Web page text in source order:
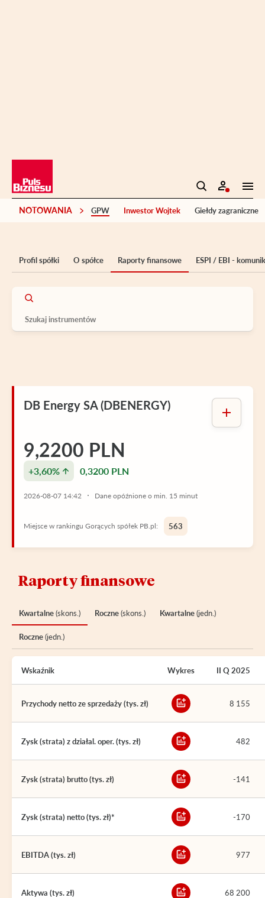
NOTOWANIA GPW Inwestor Wojtek Giełdy zagraniczne
Profil spółki O spółce Raporty finansowe ESPI / EBI -
DB Energy SA (DBENERGY)
9,2200 PLN
+3,60% 0,3200 PLN
2026-08-07 14:42 Dane opóźnione o min. 15 minut
Miejsce w rankingu Gorących spółek PB.pl: 563
Raporty finansowe
Kwartalne(skons.) Roczne(skons.) Kwartalne(jedn.)
Roczne(jedn.)
Wskaźnik Wykres II Q 2025
Przychody netto ze sprzedaży (tys. zł) 8 155
Zysk (strata) z działal. oper. (tys. zł) 482
Zysk (strata) brutto (tys. zł) -141
Zysk (strata) netto (tys. zł)* -170
EBITDA (tys. zł) 977
Aktywa (tys. zł) 68 200